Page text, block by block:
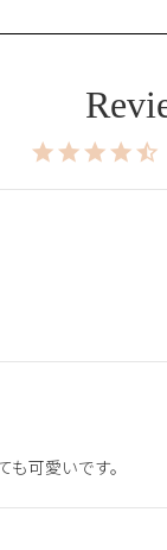
可愛いです。